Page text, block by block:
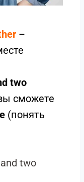
–
two
сможете
(понять
two